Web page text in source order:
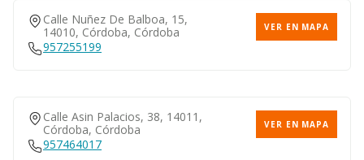
Calle Nuñez De Balboa, 15,
14010, Córdoba, Córdoba
VER EN MAPA
957255199
Calle Asin Palacios, 38, 14011,
Córdoba, Córdoba
VER EN MAPA
957464017